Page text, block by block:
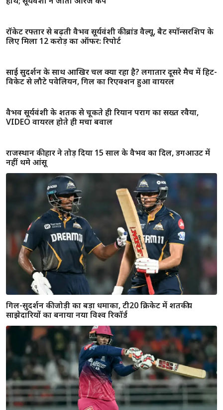
बड़े अवॉर्ड्स पर किया कब्जा
खिताब जीतते ही RCB पर बरसे करोड़ों, गुजरात भी नहीं रही खाली
हाथ; सूर्यवंशी ने जीती ऑरेंज कैप
रॉकेट रफ्तार से बढ़ती वैभव सूर्यवंशी की ब्रांड वैल्यू, बैट स्पॉन्सरशिप के
लिए मिला 12 करोड़ का ऑफर: रिपोर्ट